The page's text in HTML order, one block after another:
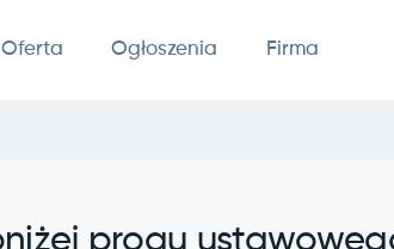
Oferta Ogłoszenia Firma
progu